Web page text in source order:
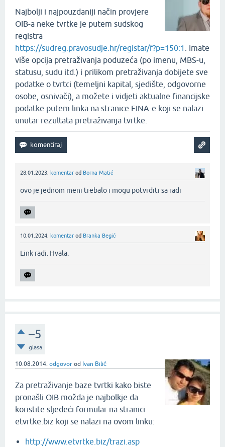
Najbolji i najpouzdaniji način provjere
OIB-a neke tvrtke je putem sudskog
registra
https://sudreg.pravosudje.hr/registar/f?p=150:1
. Imate
više opcija pretraživanja poduzeća (po imenu, MBS-u,
statusu, sudu itd.) i prilikom pretraživanja dobijete sve
podatke o tvrtci (temeljni kapital, sjedište, odgovorne
osobe, osnivači), a možete i vidjeti aktualne financijske
podatke putem linka na stranice FINA-e koji se nalazi
unutar rezultata pretraživanja tvrtke.
28.01.2023. komentar od Borna Matić
ovo je jednom meni trebalo i mogu potvrditi sa radi‌
10.01.2024. komentar od Branka Begić
Link radi. Hvala.‌
–5
glasa
10.08.2014. odgovor od Ivan Bilić
Za pretraživanje baze tvrtki kako biste
pronašli OIB možda je najbolkje da
koristite sljedeći formular na stranici
etvrtke.biz koji se nalazi na ovom linku:
http://www.etvrtke.biz/trazi.asp